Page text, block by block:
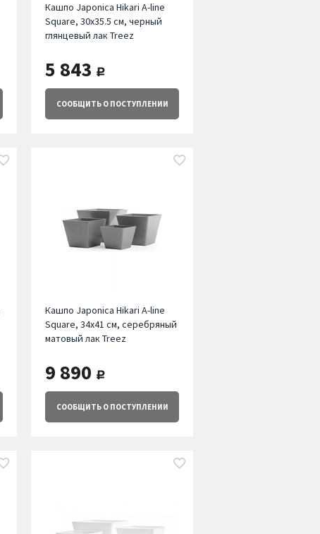
Кашпо Japonica Hikari A-line
Square, 30х35.5 см, черный
глянцевый лак Treez
5 843 руб.
СООБЩИТЬО ПОСТУПЛЕНИИ
Кашпо Japonica Hikari A-line
Square, 34х41 см, серебряный
матовый лак Treez
9 890 руб.
СООБЩИТЬО ПОСТУПЛЕНИИ